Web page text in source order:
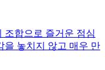
조합으로 즐거운 점심
을 놓치지 않고 매우 만